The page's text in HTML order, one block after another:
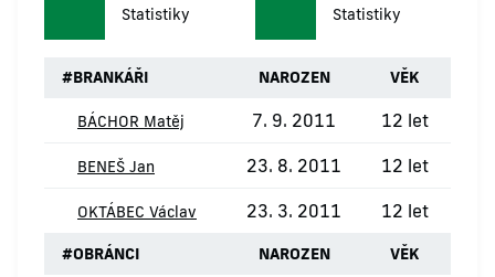
Statistiky
Statistiky
#BRANKÁŘI NAROZEN VĚK
BÁCHOR Matěj 7. 9. 2011 12 let
BENEŠ Jan 23. 8. 2011 12 let
OKTÁBEC Václav 23. 3. 2011 12 let
#OBRÁNCI NAROZEN VĚK